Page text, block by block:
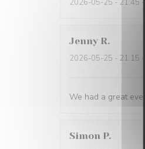
2026-05-25 - 21:45 -
Jenny R
2026-05-25 - 21:15 -
We had a great
Simon P